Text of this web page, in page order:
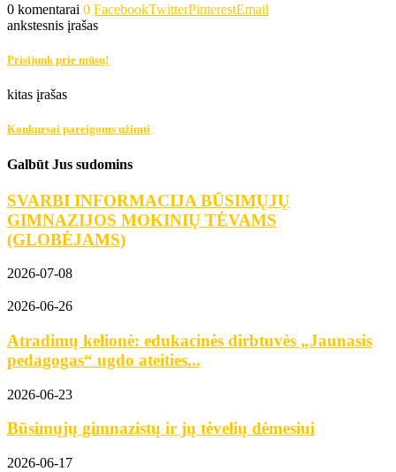
0 komentarai 0 FacebookTwitterPinterestEmail
ankstesnis įrašas
Prisijunk prie mūsų!
kitas įrašas
Konkursai pareigoms užimti
Galbūt Jus sudomins
SVARBI INFORMACIJA BŪSIMŲJŲ
GIMNAZIJOS MOKINIŲ TĖVAMS
(GLOBĖJAMS)
2026-07-08
2026-06-26
Atradimų kelionė: edukacinės dirbtuvės „Jaunasis
pedagogas“ ugdo ateities...
2026-06-23
Būsimųjų gimnazistų ir jų tėvelių dėmesiui
2026-06-17